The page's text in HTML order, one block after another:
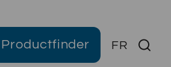
Productfinder FR